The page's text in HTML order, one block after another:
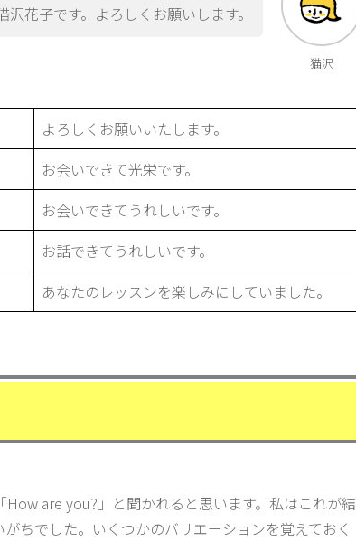
猫沢
花子です。よろしくお願いします。
よろしくお願いいたします。
お会いできて光栄です。
お会いできてうれしいです。
お話できてうれしいです。
あなたのレッスンを楽しみにしていました。
are you?」と聞かれると思います。私はこれが結
ちでした。いくつかのバリエーションを覚えておく